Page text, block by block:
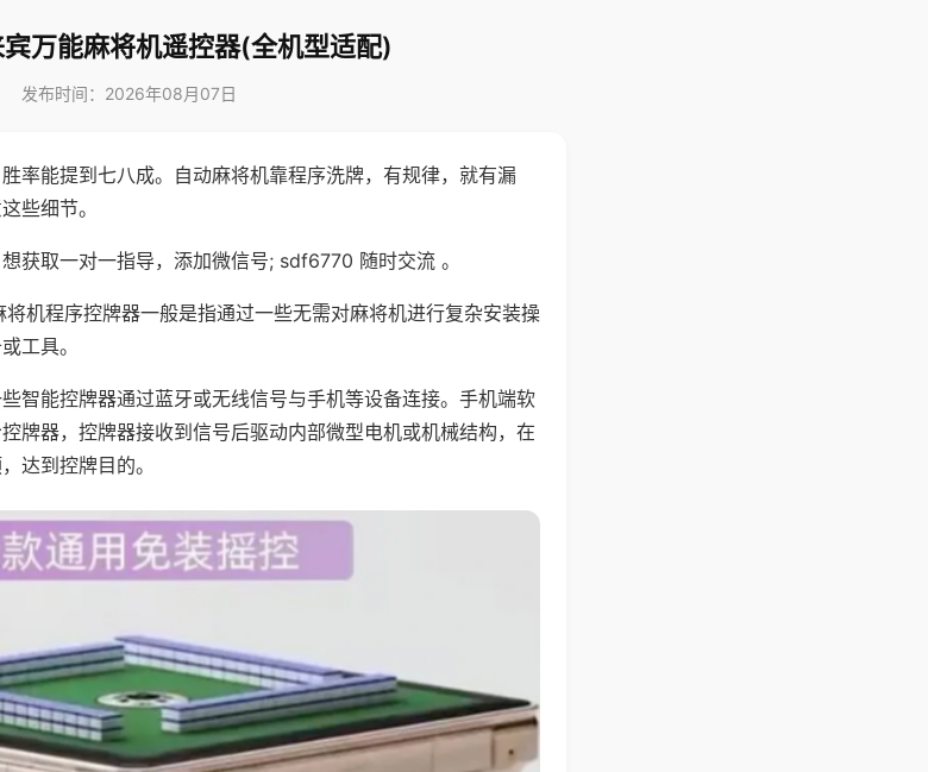
万能麻将机遥控器(全机型适配)
发布时间：2026年08月07日
率能提到七八成。自动麻将机靠程序洗牌，有规律，就有漏
些细节。
获取一对一指导，添加微信号; sdf6770 随时交流 。
机程序控牌器一般是指通过一些无需对麻将机进行复杂安装操
工具。
智能控牌器通过蓝牙或无线信号与手机等设备连接。手机端软
牌器，控牌器接收到信号后驱动内部微型电机或机械结构，在
达到控牌目的。